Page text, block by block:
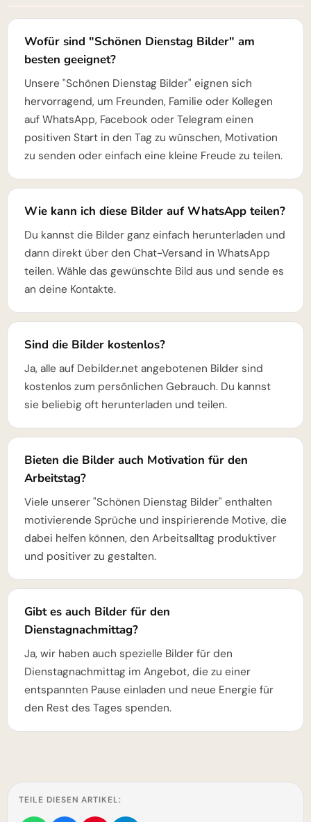
Wofür sind "Schönen Dienstag Bilder" am
besten geeignet?
Unsere "Schönen Dienstag Bilder" eignen sich
hervorragend, um Freunden, Familie oder Kollegen
auf WhatsApp, Facebook oder Telegram einen
positiven Start in den Tag zu wünschen, Motivation
zu senden oder einfach eine kleine Freude zu teilen.
Wie kann ich diese Bilder auf WhatsApp teilen?
Du kannst die Bilder ganz einfach herunterladen und
dann direkt über den Chat-Versand in WhatsApp
teilen. Wähle das gewünschte Bild aus und sende es
an deine Kontakte.
Sind die Bilder kostenlos?
Ja, alle auf Debilder.net angebotenen Bilder sind
kostenlos zum persönlichen Gebrauch. Du kannst
sie beliebig oft herunterladen und teilen.
Bieten die Bilder auch Motivation für den
Arbeitstag?
Viele unserer "Schönen Dienstag Bilder" enthalten
motivierende Sprüche und inspirierende Motive, die
dabei helfen können, den Arbeitsalltag produktiver
und positiver zu gestalten.
Gibt es auch Bilder für den
Dienstagnachmittag?
Ja, wir haben auch spezielle Bilder für den
Dienstagnachmittag im Angebot, die zu einer
entspannten Pause einladen und neue Energie für
den Rest des Tages spenden.
TEILE DIESEN ARTIKEL: